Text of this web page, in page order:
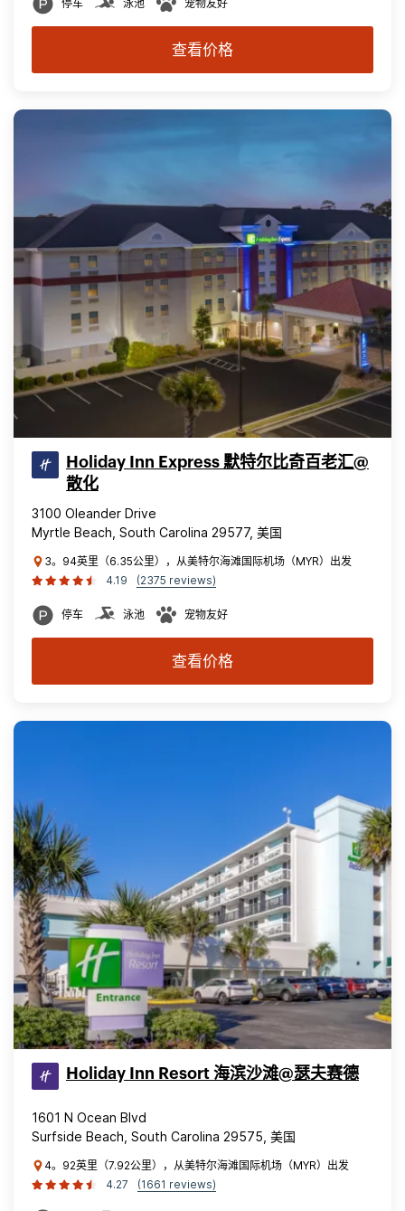
停车 泳池 宠物友好
查看价格
Holiday Inn Express 默特尔比奇百老汇@
散化
3100 Oleander Drive
Myrtle Beach, South Carolina 29577, 美国
3。94英里（6.35公里），从美特尔海滩国际机场（MYR）出发
4.19
(2375 reviews)
停车 泳池 宠物友好
查看价格
Holiday Inn Resort 海滨沙滩@瑟夫赛德
1601 N Ocean Blvd
Surfside Beach, South Carolina 29575, 美国
4。92英里（7.92公里），从美特尔海滩国际机场（MYR）出发
4.27
(1661 reviews)